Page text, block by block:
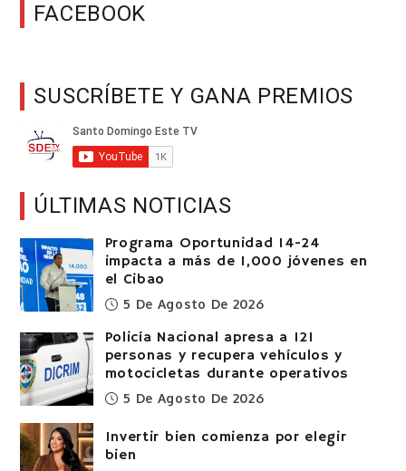
FACEBOOK
SUSCRÍBETE Y GANA PREMIOS
ÚLTIMAS NOTICIAS
Programa Oportunidad 14-24
impacta a más de 1,000 jóvenes en
el Cibao
5 De Agosto De 2026
Policía Nacional apresa a 121
personas y recupera vehículos y
motocicletas durante operativos
5 De Agosto De 2026
Invertir bien comienza por elegir
bien